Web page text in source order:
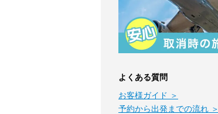
よくある質問
お客様ガイド ＞
予約から出発までの流れ ＞